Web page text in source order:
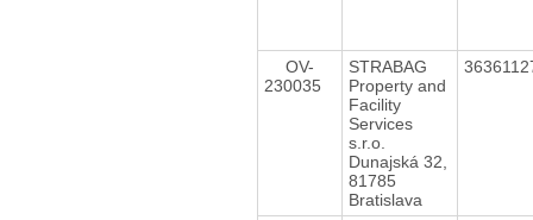
OV-
230035
STRABAG
Property and
Facility
Services
s.r.o.
Dunajská 32,
81785
Bratislava